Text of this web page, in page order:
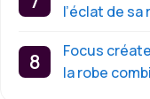
l’éclat de
Focus
la robe